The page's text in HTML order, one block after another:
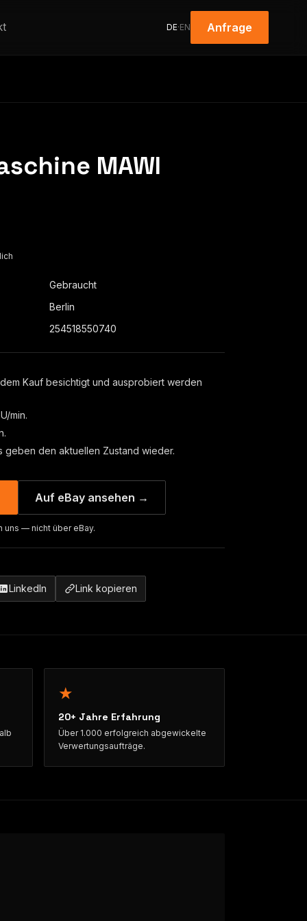
DE·EN Anfrage
MAWI
Gebraucht
Berlin
254518550740
Kauf besichtigt und ausprobiert werden
min.
geben den aktuellen Zustand wieder.
Auf eBay ansehen →
uns — nicht über eBay.
LinkedIn Link kopieren
★
20+ Jahre Erfahrung
Über 1.000 erfolgreich abgewickelte
Verwertungsaufträge.